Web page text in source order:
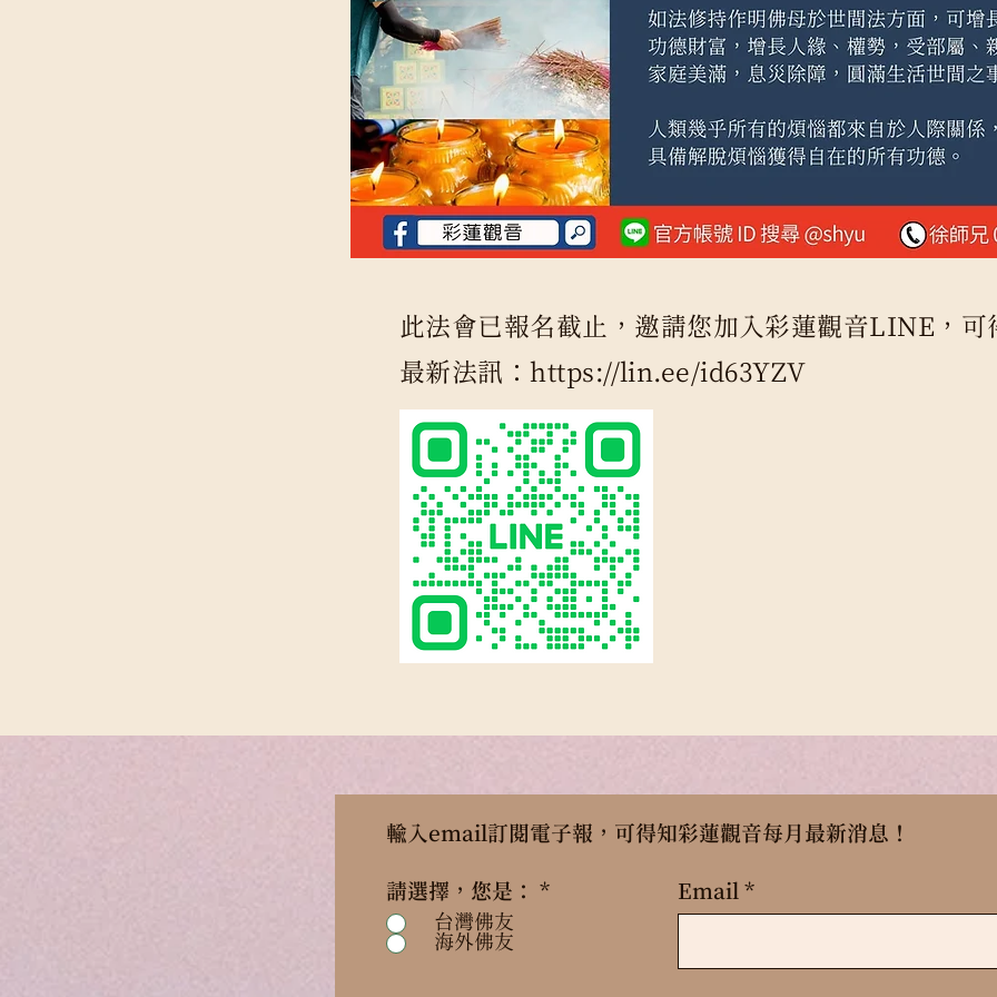
此法會已報名截止，邀請您加入彩蓮觀音LINE，可
最新法訊： https://lin.ee/id63YZV
輸入email訂閱電子報，可得知彩蓮觀音每月最新消息！
請選擇，您是： *
台灣佛友
海外佛友
Email